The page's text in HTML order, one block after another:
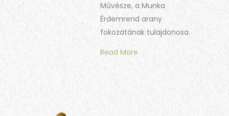
Művésze, a Munka
Érdemrend arany
fokozatának tulajdonosa.
Read More